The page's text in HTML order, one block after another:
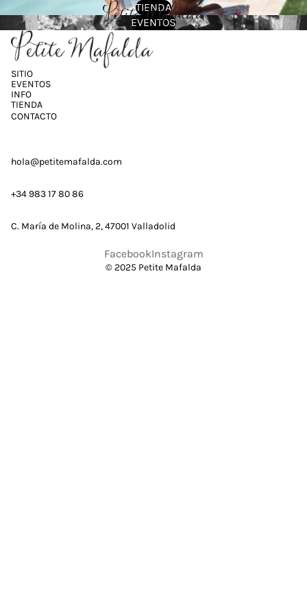
TIENDA
EVENTOS
SITIO
EVENTOS
INFO
TIENDA
CONTACTO
hola@petitemafalda.com
+34 983 17 80 86
C. María de Molina, 2, 47001 Valladolid
FacebookInstagram
© 2025 Petite Mafalda